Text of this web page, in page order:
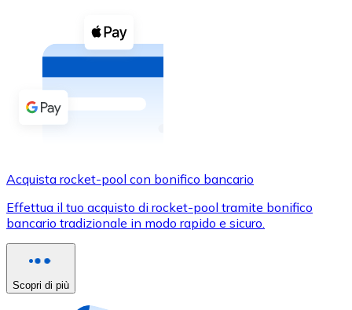
Buoni cripto
Acquista criptovalute in contanti e altri mezzi di
Acquista con contanti
Bonifico SEPA
Usa le carte Visa e Mastercard per acquistare
Acquista con carta
Acquista rocket-pool con bonifico bancario
Effettua il tuo acquisto di rocket-pool tramite bonifico
bancario tradizionale in modo rapido e sicuro.
Scopri di più